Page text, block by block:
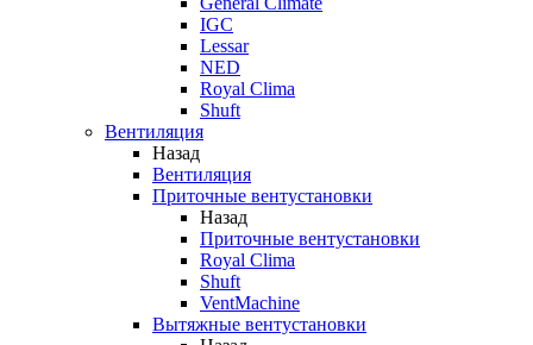
IGC
Lessar
NED
Royal Clima
Shuft
Вентиляция
Назад
Вентиляция
Приточные вентустановки
Назад
Приточные вентустановки
Royal Clima
Shuft
VentMachine
Вытяжные вентустановки